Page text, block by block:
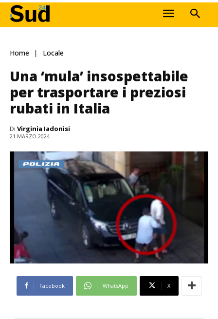
Home Locale
Una ‘mula’ insospettabile
per trasportare i preziosi
rubati in Italia
Di Virginia Iadonisi
21 MARZO 2024
Facebook WhatsApp X